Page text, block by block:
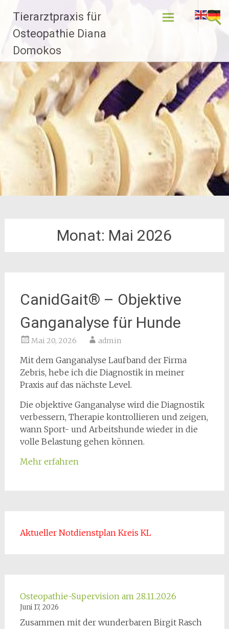
Inhalt
springen
Tierarztpraxis für
Osteopathie Diana
Domokos
Monat: Mai 2026
CanidGait® – Objektive
Ganganalyse für Hunde
Mai 20, 2026 admin
Mit dem Ganganalyse Laufband der Firma
Zebris, hebe ich die Diagnostik in meiner
Praxis auf das nächste Level.
Die objektive Ganganalyse wird die Diagnostik
verbessern, Therapie kontrollieren und zeigen,
wann Sport- und Arbeitshunde wieder in die
volle Belastung gehen können.
Mehr erfahren
Aktueller Notdienstplan Kreis KL
Osteopathie-Supervision am 28.11.2026
Juni 17, 2026
Zusammen mit der wunderbaren Birgit Rasch